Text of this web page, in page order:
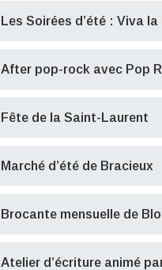
Les Soirées d’été : Viva la
After pop-rock avec Pop
Fête de la Saint-Laurent
Marché d’été de Bracieux
Brocante mensuelle de
Atelier d’écriture animé